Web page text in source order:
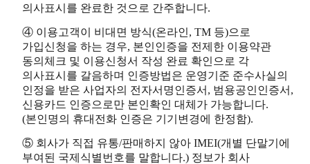
의사표시를 완료한 것으로 간주합니다.
④ 이용고객이 비대면 방식(온라인, TM 등)으로
가입신청을 하는 경우, 본인인증을 전제한 이용약관
동의체크 및 이용신청서 작성 완료 확인으로 각
의사표시를 갈음하며 인증방법은 운영기준 준수사실의
인정을 받은 사업자의 전자서명인증서, 범용공인인증서,
신용카드 인증으로만 본인확인 대체가 가능합니다.
(본인명의 휴대전화 인증은 기기변경에 한정함).
⑤ 회사가 직접 유통/판매하지 않아 IMEI(개별 단말기에
부여된 국제식별번호를 말합니다.) 정보가 회사